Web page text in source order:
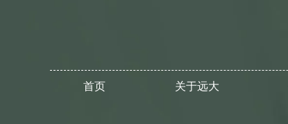
首页 关于远大